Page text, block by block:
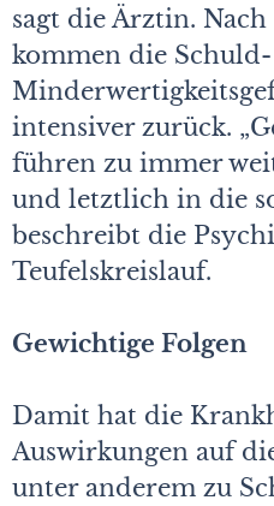
sagt die Ärztin. Nach
kommen die
intensiver zurück.
führen zu immer
und letztlich in die
beschreibt die
Teufelskreislauf.
Gewichtige Folgen
Damit hat die
Auswirkungen auf
unter anderem zu